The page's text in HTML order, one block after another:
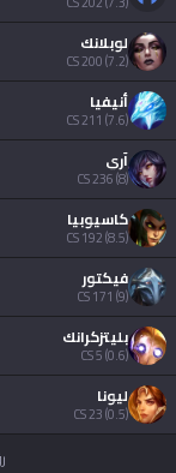
لوبلانك
CS200(7.2)
أنيفيا
CS211 (7.6)
آري
CS236(8)
كاسيوبيا
CS192(8.5)
فيكتور
CS171 (9)
بليتزكرانك
CS5(0.6)
ليونا
CS23(0.5)
Valorant
Gigs
TalkG
Esports
Türkçe
limba română
português
简体中文
繁體中文
српски језик